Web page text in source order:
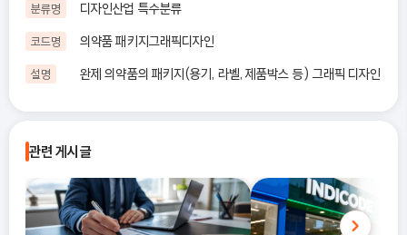
분류명 디자인산업 특수분류
코드명 의약품 패키지그래픽디자인
설명 완제 의약품의 패키지(용기, 라벨, 제품박스 등) 그래픽 디자인
관련 게시글